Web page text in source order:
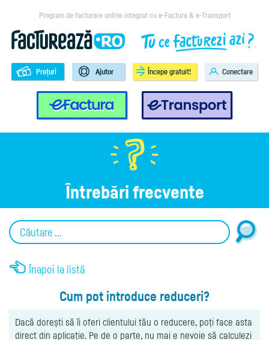
Program de facturare online integrat cu e-Factura & e-Transport
e-Factura e-Transport
Prețuri Ajutor Începe gratuit! Conectare
Întrebări frecvente
Înapoi la listă
Cum pot introduce reduceri?
Dacă dorești să îi oferi clientului tău o reducere, poți face asta
direct din aplicație. Pe de o parte, nu mai e nevoie să calculezi